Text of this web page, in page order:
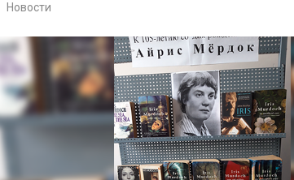
Новости